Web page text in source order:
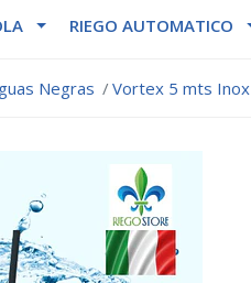
RIEGO AUTOMATICO
Negras Vortex 5 mts Inox